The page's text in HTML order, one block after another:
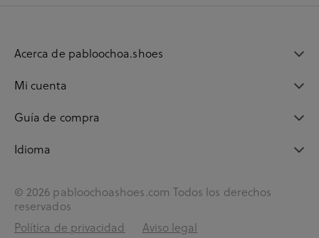
Acerca de pabloochoa.shoes
Mi cuenta
Guía de compra
Idioma
© 2026 pabloochoashoes.com Todos los derechos
reservados
Política de privacidad
Aviso legal